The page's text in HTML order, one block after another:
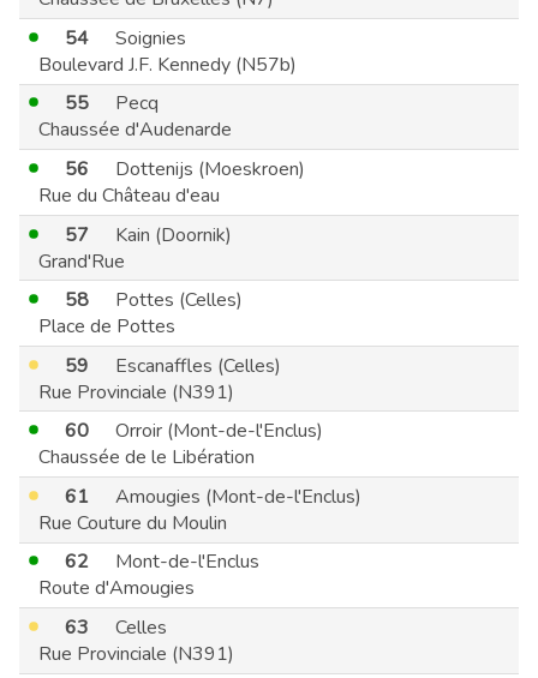
54
Soignies
Boulevard J.F. Kennedy (N57b)
55
Pecq
Chaussée d'Audenarde
56
Dottenijs (Moeskroen)
Rue du Château d'eau
57
Kain (Doornik)
Grand'Rue
58
Pottes (Celles)
Place de Pottes
59
Escanaffles (Celles)
Rue Provinciale (N391)
60
Orroir (Mont-de-l'Enclus)
Chaussée de le Libération
61
Amougies (Mont-de-l'Enclus)
Rue Couture du Moulin
62
Mont-de-l'Enclus
Route d'Amougies
63
Celles
Rue Provinciale (N391)